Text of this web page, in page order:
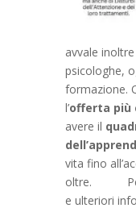
avvale
psicologhe,
formazione.
l’offerta più
avere il
vita fino
oltre. Per
e ulteriori